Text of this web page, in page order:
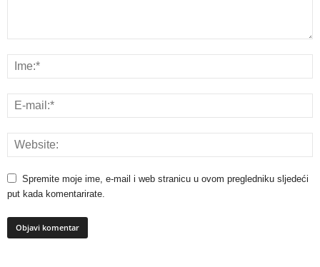
Spremite moje ime, e-mail i web stranicu u ovom pregledniku sljedeći
put kada komentarirate.